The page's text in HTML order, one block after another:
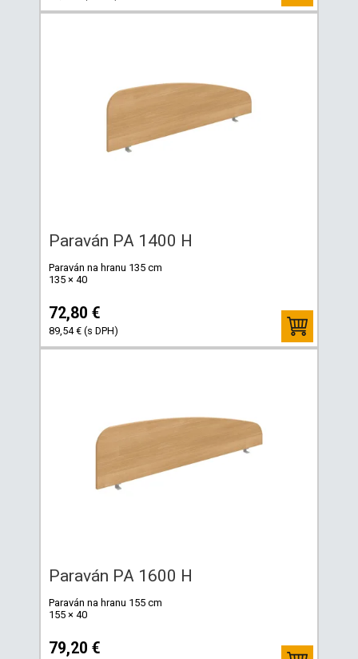
Paraván PA 1400 H
Paraván na hranu 135 cm
135 × 40
72,80 €
89,54 € (s DPH)
Paraván PA 1600 H
Paraván na hranu 155 cm
155 × 40
79,20 €